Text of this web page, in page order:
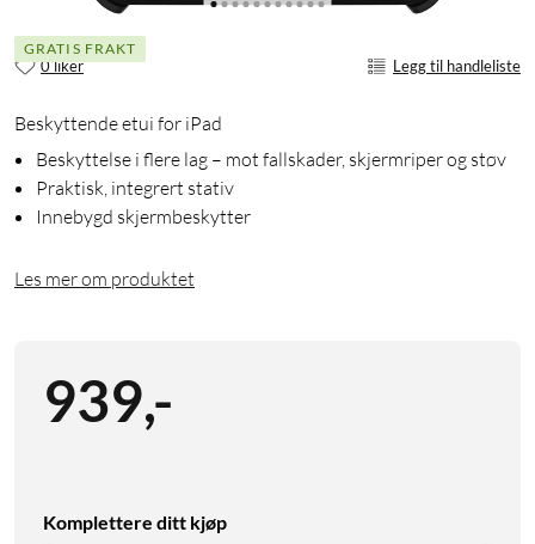
GRATIS FRAKT
0 liker Legg til handleliste
Beskyttende etui for iPad
Beskyttelse i flere lag – mot fallskader, skjermriper og støv
Praktisk, integrert stativ
Innebygd skjermbeskytter
Les mer om produktet
939,-
Komplettere ditt kjøp